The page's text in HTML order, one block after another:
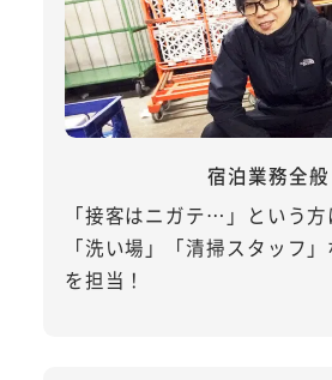
宿泊業務全般
「接客はニガテ…」という方
「洗い場」「清掃スタッフ
を担当！